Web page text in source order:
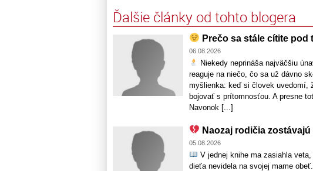
Ďalšie články od tohto blogera
Prečo sa stále cítite pod
06.08.2026
Niekedy neprináša najväčšiu
reaguje na niečo, čo sa už dávno
myšlienka: keď si človek uvedomí,
bojovať s prítomnosťou. A presne
Navonok [...]
Naozaj rodičia
05.08.2026
V jednej knihe ma zasiahla
dieťa nevidela na svojej mame